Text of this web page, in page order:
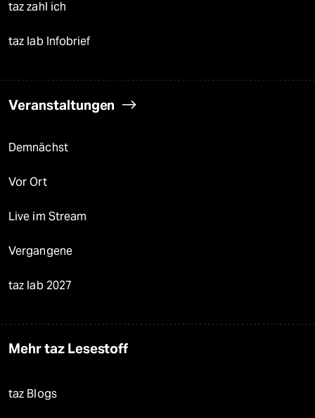
taz zahl ich
taz lab Infobrief
Veranstaltungen
Demnächst
Vor Ort
Live im Stream
Vergangene
taz lab 2027
Mehr taz Lesestoff
taz Blogs